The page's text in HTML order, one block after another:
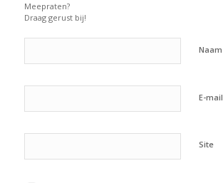
Meepraten?
Draag gerust bij!
Naam
E-mail
Site